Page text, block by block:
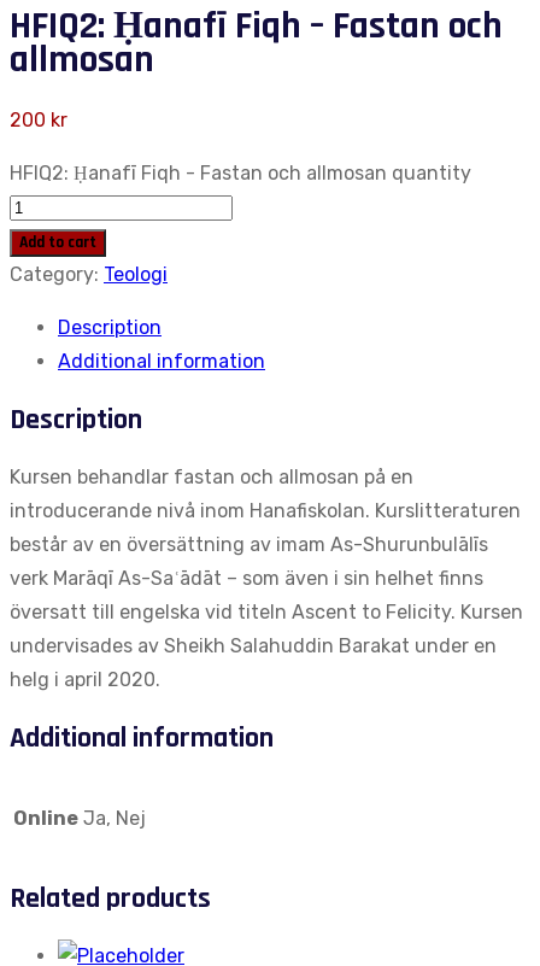
HFIQ2: Ḥanafī Fiqh – Fastan och
allmosan
200 kr
HFIQ2: Ḥanafī Fiqh - Fastan och allmosan quantity
Add to cart
Category: Teologi
Description
Additional information
Description
Kursen behandlar fastan och allmosan på en
introducerande nivå inom Hanafiskolan. Kurslitteraturen
består av en översättning av imam As-Shurunbulālīs
verk Marāqī As-Saʿādāt – som även i sin helhet finns
översatt till engelska vid titeln Ascent to Felicity. Kursen
undervisades av Sheikh Salahuddin Barakat under en
helg i april 2020.
Additional information
Online Ja, Nej
Related products